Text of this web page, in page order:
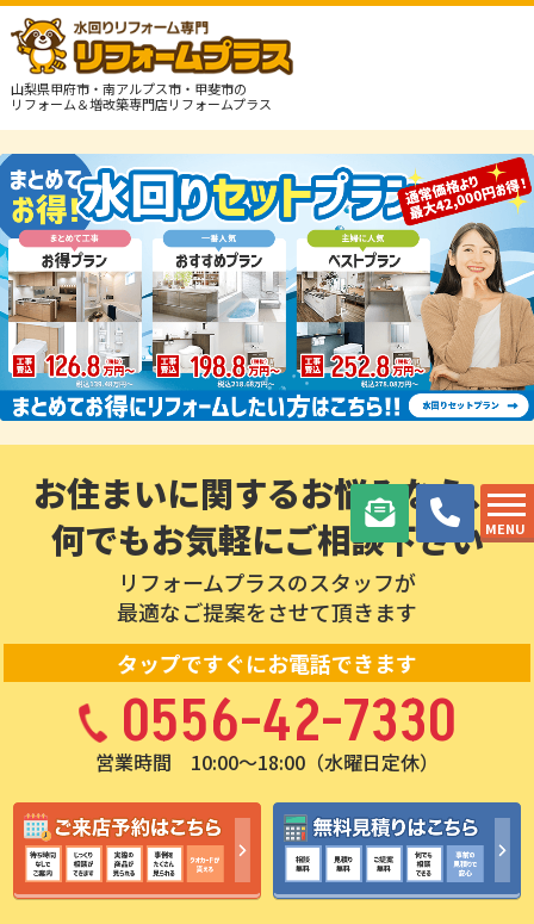
山梨県甲府市・南アルプス市・甲斐市の
リフォーム＆増改築専門店リフォームプラス
MENU
お住まいに関するお悩みなら、
何でもお気軽にご相談下さい
リフォームプラスのスタッフが
最適なご提案をさせて頂きます
タップですぐにお電話できます
0556-42-7330
営業時間 10:00〜18:00（水曜日定休）